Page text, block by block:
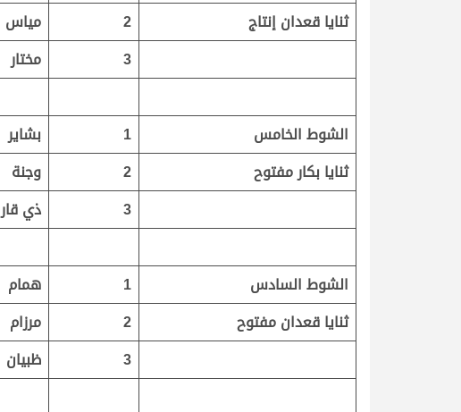
ثنايا قعدان إنتاج
2 مياس
3
مختار
الشوط الخامس 1 بشاير
ثنايا بكار مفتوح
2 وجنة
3
ذي قار
الشوط السادس 1 همام
ثنايا قعدان مفتوح
2 مرزام
3
ظبيان